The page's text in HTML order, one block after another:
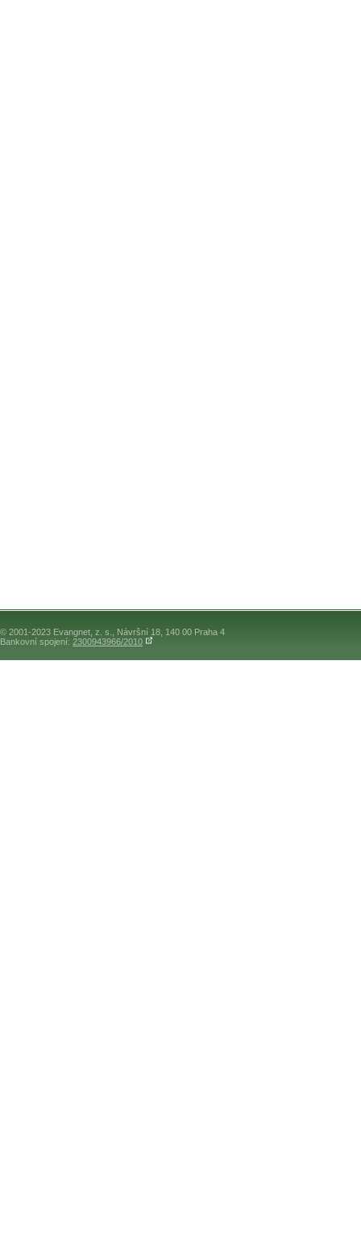
© 2001-2023 Evangnet, z. s., Návršní 18, 140 00 Praha 4
Bankovní spojení: 2300943966/2010